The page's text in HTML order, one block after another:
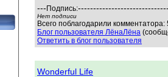
--- Подпись:
Нет подписи
Всего поблагодарили
Блог пользователя ЛёнаЛёна
Ответить в блог пользователя
Wonderful Life